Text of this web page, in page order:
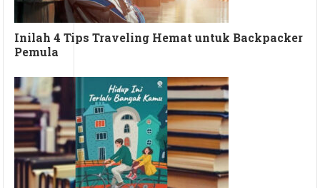
Inilah 4 Tips Traveling Hemat untuk Backpacker
Pemula